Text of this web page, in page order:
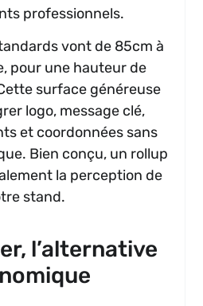
professionnels.
vont de 85cm à
pour une hauteur de
surface généreuse
logo, message clé,
et coordonnées sans
Bien conçu, un rollup
la perception de
stand.
l’alternative